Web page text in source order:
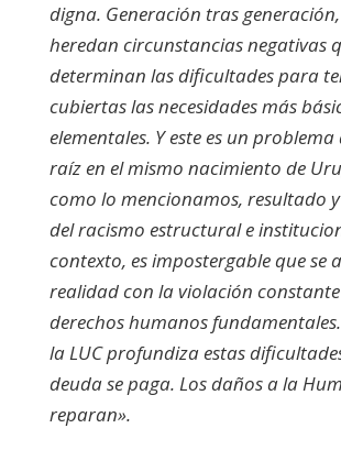
digna. Generación tras
heredan circunstancias negativas
determinan las dificultades para
cubiertas las necesidades más
elementales. Y este es un problema
raíz en el mismo nacimiento de
como lo mencionamos, resultado
del racismo estructural e
contexto, es impostergable que se
realidad con la violación
derechos humanos
la LUC profundiza estas
deuda se paga. Los daños a la
reparan».